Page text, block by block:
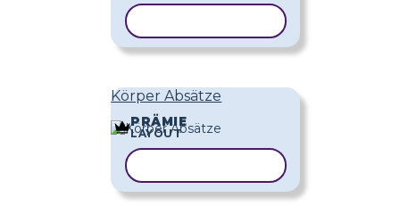
Körper Absätze
PRÄMIE
LAYOUT